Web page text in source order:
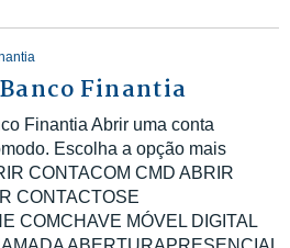
Finantia
Finantia Abrir uma conta
Escolha a opção mais
CONTACOM CMD ABRIR
CONTACTOSE
COMCHAVE MÓVEL DIGITAL